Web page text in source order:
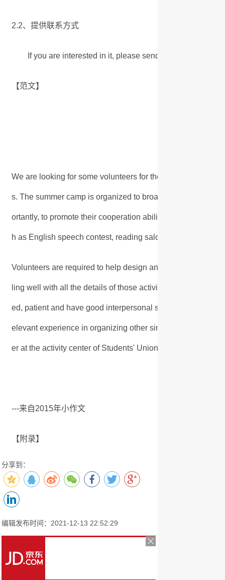
2.2、提供联系方式
If you are interested in it, please send your resume,as
【范文】
We are looking for some volunteers for the summer camp
s. The summer camp is organized to broaden their
ortantly, to promote their cooperation ability and practical
h as English speech contest, reading salon, debate and
Volunteers are required to help design and organize these
ling well with all the details of those activities during the
ed, patient and have good interpersonal skills as well as a
elevant experience in organizing other similar activities will
er at the activity center of Students' Union this weekend.
---来自2015年小作文
【附录】
分享到：
编辑发布时间：2021-12-13 22:52:29